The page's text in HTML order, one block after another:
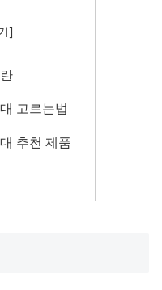
고르는법
추천 제품